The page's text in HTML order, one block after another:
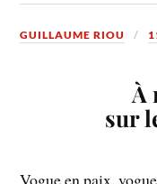
GUILLAUME RIOU
À
sur
Vogue en paix,